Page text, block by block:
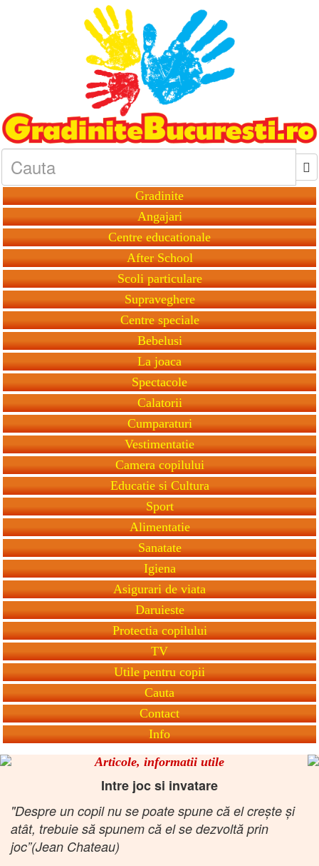
Gradinite
Angajari
Centre educationale
After School
Scoli particulare
Supraveghere
Centre speciale
Bebelusi
La joaca
Spectacole
Calatorii
Cumparaturi
Vestimentatie
Camera copilului
Educatie si Cultura
Sport
Alimentatie
Sanatate
Igiena
Asigurari de viata
Daruieste
Protectia copilului
TV
Utile pentru copii
Cauta
Contact
Info
Articole, informatii utile
Intre joc si invatare
"Despre un copil nu se poate spune că el creşte şi
atât, trebuie să spunem că el se dezvoltă prin
joc”(Jean Chateau)